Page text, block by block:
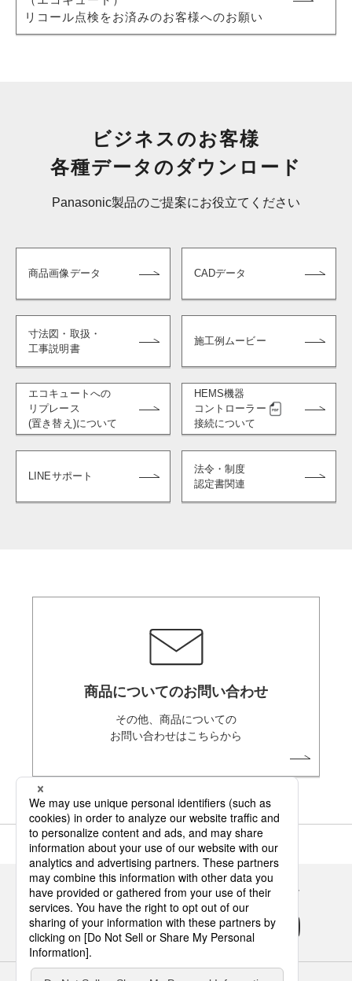
リコール点検をお済みのお客様へのお願い
ビジネスのお客様
各種データのダウンロード
Panasonic製品のご提案にお役立てください
商品画像データ CADデータ
寸法図・取扱・
工事説明書
施工例ムービー
エコキュートへの
リプレース
(置き替え)について
HEMS機器
コントローラー
接続について
LINEサポート
法令・制度
認定書関連
商品についてのお問い合わせ
その他、商品についての
お問い合わせはこちらから
Panasonicの住まい・くらし SNSアカウント